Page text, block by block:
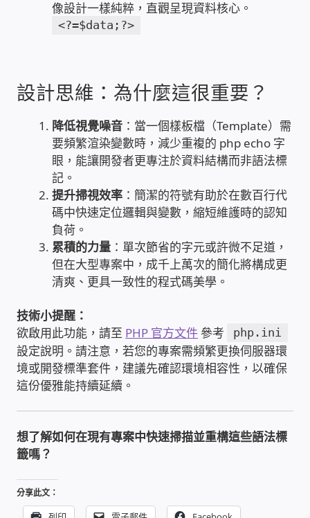
窗簾 窗飾 丈量安裝
電腦維修銷售
電腦維護合約
電腦租賃方案
飛碟 不斷電 UPS / 穩壓器 AVR
遠距教學、在家辦公
數位廣告看板播放器
電腦 工具 軟體 手冊
像設計一樣純粹，直觀呈現資料核心。
<?=$data;?>
設計思維：為什麼這很重要？
降低視覺噪音 ：當一個樣板檔（Template）需
要頻繁渲染變數時，減少重複的 php echo 字
眼，能讓開發者更專注於資料結構而非語法標
記。
提升掃視效率 ：簡潔的符號有助於在數百行代
碼中快速定位邏輯與變數，縮短維護時的認知
負荷。
累積的力量 ：單次節省的字元或許微不足道，
但在大型專案中，成千上萬次的簡化將構成更
清爽、更具一致性的程式碼美學。
技術小提醒：
欲啟用此功能，請至 PHP 官方文件 參考 php.ini
設定說明。請注意，若您的專案需頻繁更換伺服器環
境或開發標準套件，建議先確認環境相容性，以確保
這份優雅能持續延續。
想了解如何在現有專案中快速掃描並重構這些語法標
籤嗎？
分享此文：